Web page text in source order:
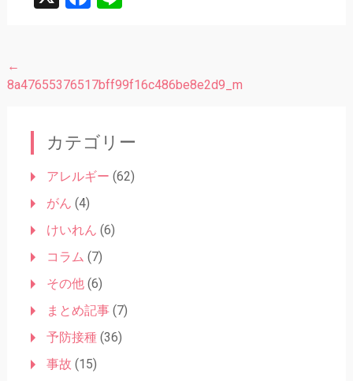
投
稿
←
8a47655376517bff99f16c486be8e2d9_m
カテゴリー
アレルギー (62)
がん (4)
けいれん (6)
コラム (7)
その他(6)
まとめ記事(7)
予防接種(36)
事故 (15)